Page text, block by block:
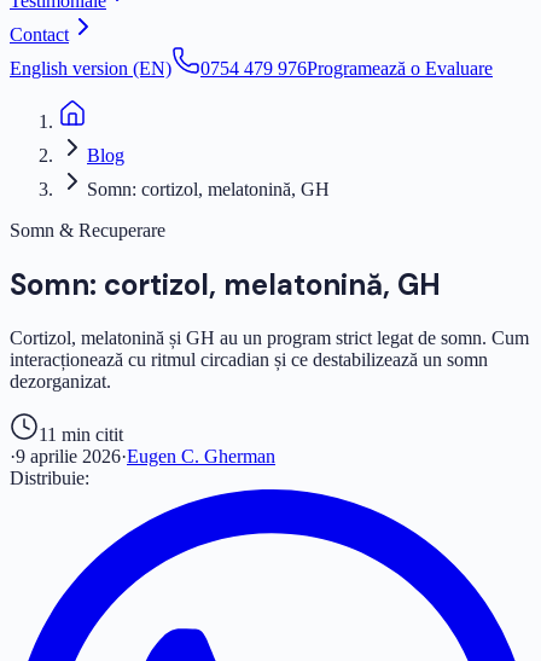
Contact
English version (EN)
0754 479 976Programează o Evaluare
Blog
Somn: cortizol, melatonină, GH
Somn & Recuperare
Somn: cortizol, melatonină, GH
Cortizol, melatonină și GH au un program strict legat de somn. Cum
interacționează cu ritmul circadian și ce destabilizează un somn
dezorganizat.
11 min citit
·9 aprilie 2026·Eugen C. Gherman
Distribuie: